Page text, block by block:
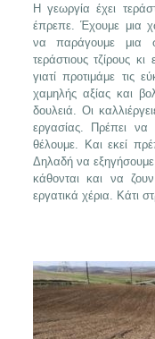
Η γεωργία έχει
έπρεπε. Έχουμε μια
να παράγουμε μια
τεράστιους τζίρους
γιατί προτιμάμε τις
χαμηλής αξίας και
δουλειά. Οι
εργασίας. Πρέπει
θέλουμε. Και εκεί
Δηλαδή να εξηγήσουμε
κάθονται και να
εργατικά χέρια. Κάτι